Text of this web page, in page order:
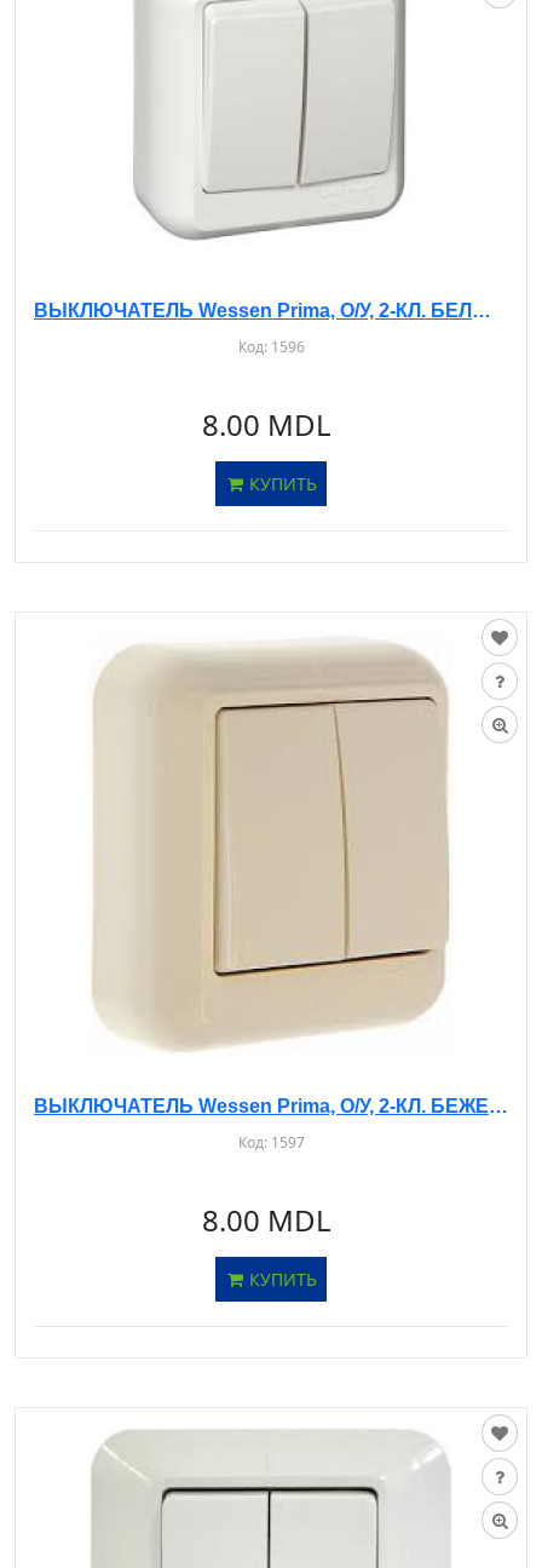
ВЫКЛЮЧАТЕЛЬ Wessen Prima, О/У, 2-КЛ. БЕЛЫЙ, A56-029
Код: 1596
8.00 MDL
КУПИТЬ
ВЫКЛЮЧАТЕЛЬ Wessen Prima, О/У, 2-КЛ. БЕЖЕВЫЙ, A56-029
Код: 1597
8.00 MDL
КУПИТЬ